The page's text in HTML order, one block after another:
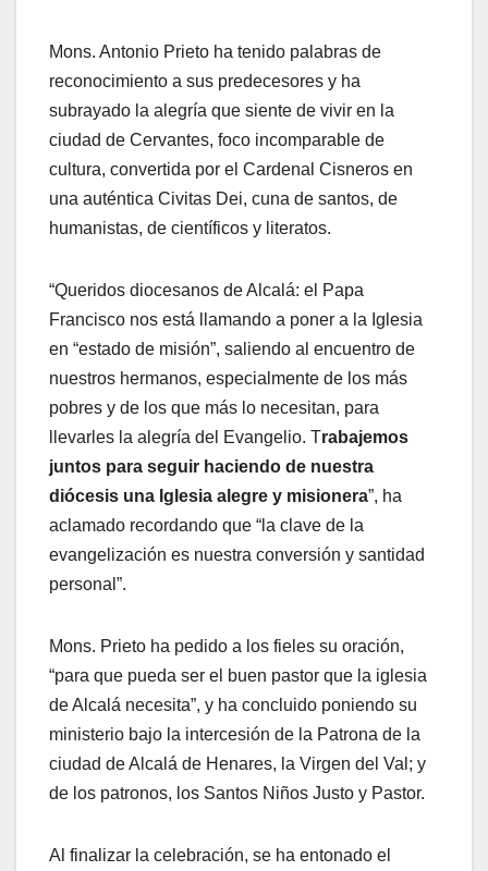
Mons. Antonio Prieto ha tenido palabras de
reconocimiento a sus predecesores y ha
subrayado la alegría que siente de vivir en la
ciudad de Cervantes, foco incomparable de
cultura, convertida por el Cardenal Cisneros en
una auténtica Civitas Dei, cuna de santos, de
humanistas, de científicos y literatos.
“Queridos diocesanos de Alcalá: el Papa
Francisco nos está llamando a poner a la Iglesia
en “estado de misión”, saliendo al encuentro de
nuestros hermanos, especialmente de los más
pobres y de los que más lo necesitan, para
llevarles la alegría del Evangelio. Trabajemos
juntos para seguir haciendo de nuestra
diócesis una Iglesia alegre y misionera”, ha
aclamado recordando que “la clave de la
evangelización es nuestra conversión y santidad
personal”.
Mons. Prieto ha pedido a los fieles su oración,
“para que pueda ser el buen pastor que la iglesia
de Alcalá necesita”, y ha concluido poniendo su
ministerio bajo la intercesión de la Patrona de la
ciudad de Alcalá de Henares, la Virgen del Val; y
de los patronos, los Santos Niños Justo y Pastor.
Al finalizar la celebración, se ha entonado el